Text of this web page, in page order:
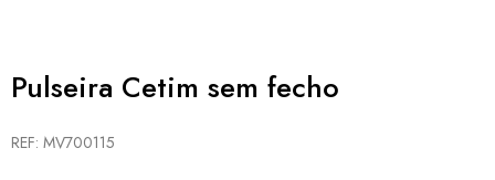
Pulseira Cetim sem fecho
REF: MV700115